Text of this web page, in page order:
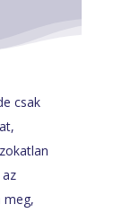
csak
meg,